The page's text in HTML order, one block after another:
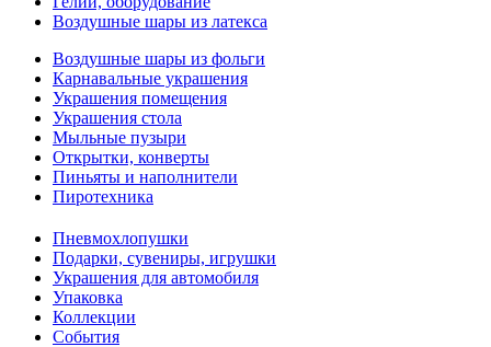
Воздушные шары из латекса
Воздушные шары из фольги
Карнавальные украшения
Украшения помещения
Украшения стола
Мыльные пузыри
Открытки, конверты
Пиньяты и наполнители
Пиротехника
Пневмохлопушки
Подарки, сувениры, игрушки
Украшения для автомобиля
Упаковка
Коллекции
События